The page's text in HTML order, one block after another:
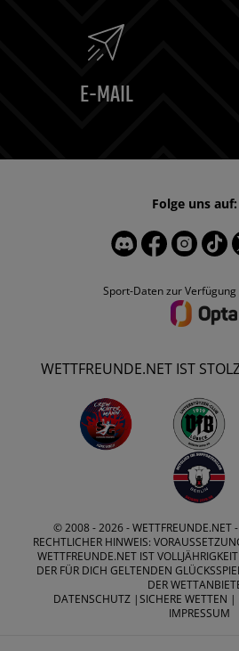
E-MAIL
Sport-Daten zur
Folge uns auf:
WETTFREUNDE.NET IST
© 2008 - 2026 -WETTFREUNDE.NET-
RECHTLICHER HINWEIS:
WETTFREUNDE.NET IST
DER FÜR DICH GELTENDEN
DER
DATENSCHUTZ |SICHERE WETTEN |
IMPRESSUM